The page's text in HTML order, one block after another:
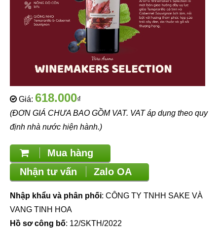
Giá: 618.000₫
(ĐƠN GIÁ CHƯA BAO GỒM VAT. VAT áp dụng theo quy
định nhà nước hiện hành.)
Mua hàng
Nhận tư vấn
Zalo OA
Nhập khẩu và phân phối: CÔNG TY TNHH SAKE VÀ
VANG TINH HOA
Hồ sơ công bố: 12/SKTH/2022